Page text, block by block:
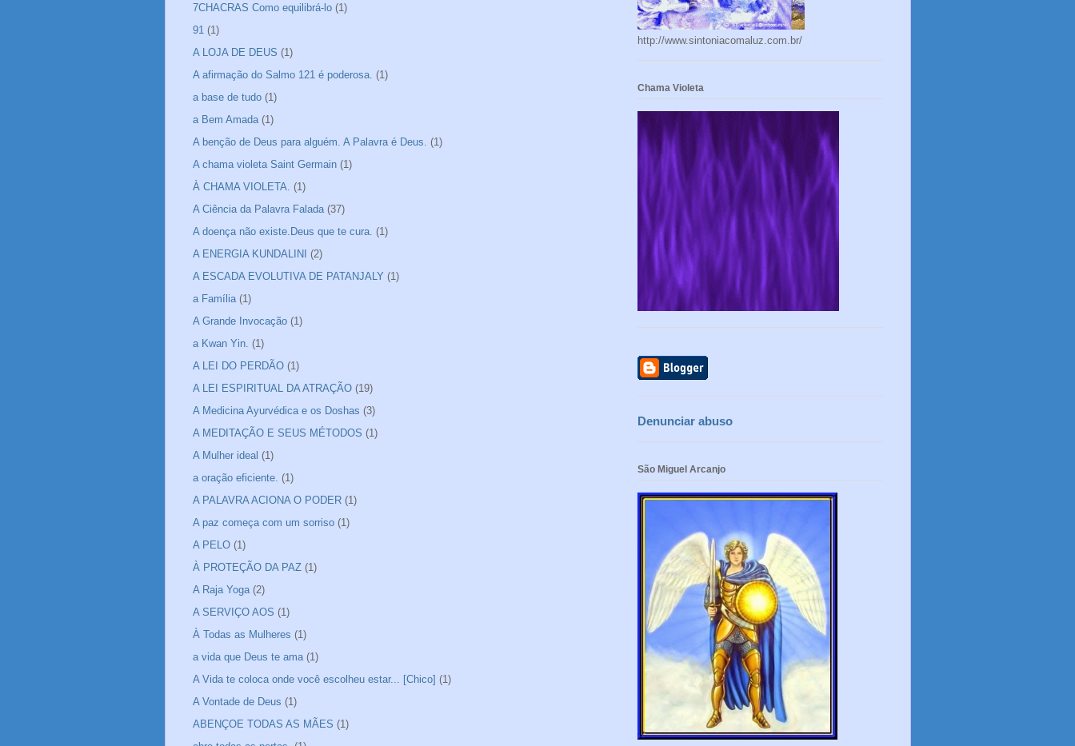
7CHACRAS Como equilibrá-lo (1)
91 (1)
A LOJA DE DEUS (1)
A afirmação do Salmo 121 é poderosa. (1)
a base de tudo (1)
a Bem Amada (1)
A benção de Deus para alguém. A Palavra é Deus. (1)
A chama violeta Saint Germain (1)
À CHAMA VIOLETA. (1)
A Ciência da Palavra Falada (37)
A doença não existe.Deus que te cura. (1)
A ENERGIA KUNDALINI
(2)
A ESCADA EVOLUTIVA DE PATANJALY (1)
a Família (1)
A Grande Invocação (1)
a Kwan Yin. (1)
A LEI DO PERDÃO (1)
A LEI ESPIRITUAL DA ATRAÇÃO (19)
A Medicina Ayurvédica e os Doshas (3)
A MEDITAÇÃO E SEUS MÉTODOS (1)
A Mulher ideal (1)
a oração eficiente. (1)
A PALAVRA ACIONA O PODER (1)
A paz começa com um sorriso (1)
A PELO (1)
À PROTEÇÃO DA PAZ (1)
A Raja Yoga (2)
A SERVIÇO AOS (1)
À Todas as Mulheres (1)
a vida que Deus te ama (1)
A Vida te coloca onde você escolheu estar... [Chico] (1)
A Vontade de Deus (1)
ABENÇOE TODAS AS MÃES (1)
http://www.sintoniacomaluz.com.br/
Chama Violeta
Denunciar abuso
São Miguel Arcanjo